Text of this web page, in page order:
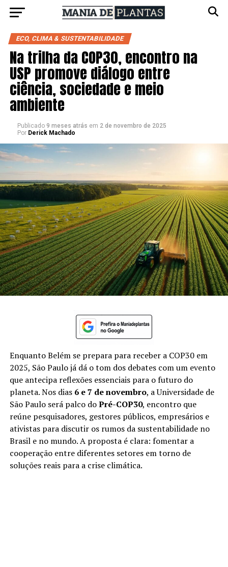
ECO, CLIMA & SUSTENTABILIDADE
Na trilha da COP30, encontro na
USP promove diálogo entre
ciência, sociedade e meio
ambiente
Publicado 9 meses atrás em 2 de novembro de 2025
Por Derick Machado
Enquanto Belém se prepara para receber a COP30 em
2025, São Paulo já dá o tom dos debates com um evento
que antecipa reflexões essenciais para o futuro do
planeta. Nos dias 6 e 7 de novembro, a Universidade de
São Paulo será palco doPré-COP30, encontro que
reúne pesquisadores, gestores públicos, empresários e
ativistas para discutir os rumos da sustentabilidade no
Brasil e no mundo. A proposta é clara: fomentar a
cooperação entre diferentes setores em torno de
soluções reais para a crise climática.